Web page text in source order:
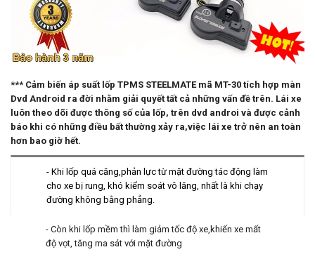
*** Cảm biến áp suất lốp TPMS STEELMATE mã MT-30 tích hợp màn
Dvd Android ra đời nhằm giải quyết tất cả những vấn đề trên. Lái xe
luôn theo dõi được thông số của lốp, trên dvd androi và được cảnh
báo khi có những điều bất thường xảy ra,việc lái xe trở nên an toàn
hơn bao giờ hết.
- Khi lốp quá căng,phản lực từ mặt đường tác động làm
cho xe bị rung, khó kiểm soát vô lăng, nhất là khi chạy
đường không bằng phẳng.
- Còn khi lốp mềm thì làm giảm tốc độ xe,khiến xe mất
độ vọt, tăng ma sát với mặt đường